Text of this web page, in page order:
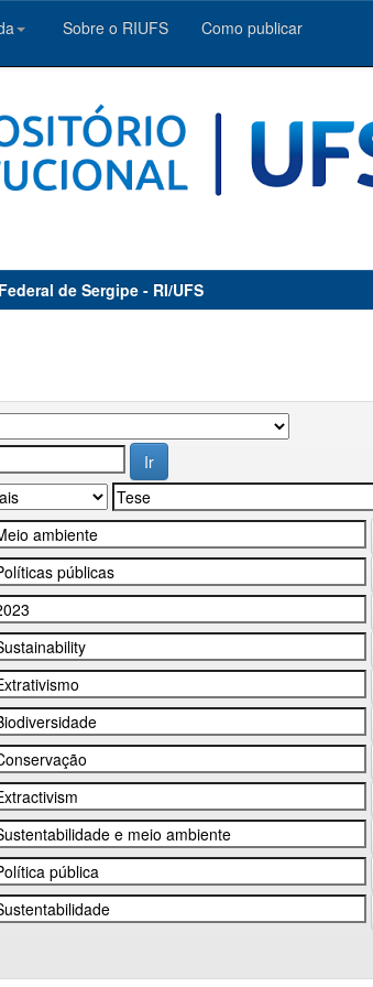
Sobre o RIUFS Como publicar
de Sergipe - RI/UFS